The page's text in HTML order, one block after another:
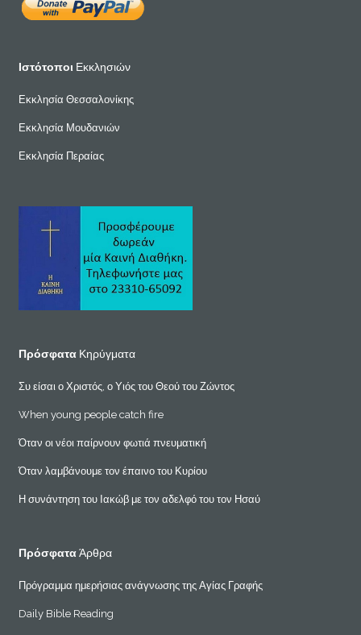
Ιστότοποι Εκκλησιών
Εκκλησία Θεσσαλονίκης
Εκκλησία Μουδανιών
Εκκλησία Περαίας
Πρόσφατα Κηρύγματα
Συ είσαι ο Χριστός, ο Υιός του Θεού του Ζώντος
When young people catch fire
Όταν οι νέοι παίρνουν φωτιά πνευματική
Όταν λαμβάνουμε τον έπαινο του Κυρίου
Η συνάντηση του Ιακώβ με τον αδελφό του τον Ησαύ
ΠρόσφαταΆρθρα
Πρόγραμμα ημερήσιας ανάγνωσης της Αγίας Γραφής
Daily Bible Reading